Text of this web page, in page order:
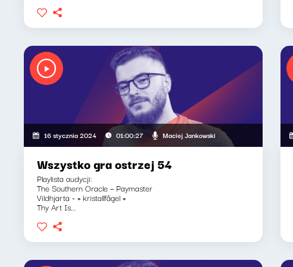
16 stycznia 2024 01:00:27 Maciej Jankowski
Wszystko gra ostrzej 54
Playlista audycji:
The Southern Oracle – Paymaster
Vildhjarta - + kristallfågel +
Thy Art Is...